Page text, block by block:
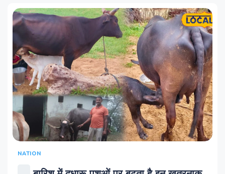
NATION